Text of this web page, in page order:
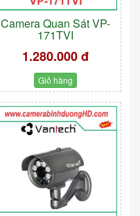
Camera Quan Sát VP-
171TVI
1.280.000 đ
Giỏ hàng